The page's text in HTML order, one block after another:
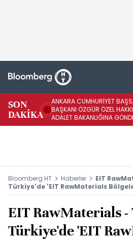
SON
DAKİKA
ANKARA CUMHURİYET
BAŞKANI ÖZGÜR ÖZEL
ADALET BAKANLIĞINA
Bloomberg HT Haberler
EIT
Türkiye'de 'EIT RawMaterials
EIT RawMaterials -
Türkiye'de 'EIT